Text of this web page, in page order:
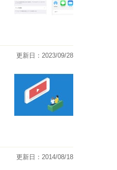
更新日：2023/09/28
更新日：2014/08/18